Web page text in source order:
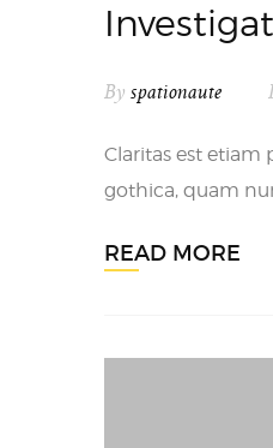
By spationaute
Claritas est
gothica, quam
READ MORE